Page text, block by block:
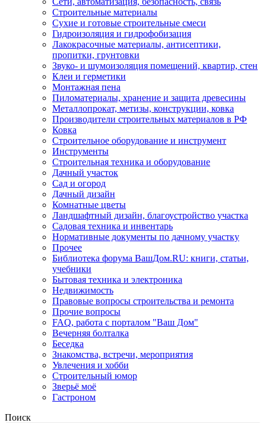
Строительные материалы
Сухие и готовые строительные смеси
Гидроизоляция и гидрофобизация
Лакокрасочные материалы, антисептики,
пропитки, грунтовки
Звуко- и шумоизоляция помещений, квартир, стен
Клеи и герметики
Монтажная пена
Пиломатериалы, хранение и защита древесины
Металлопрокат, метизы, конструкции, ковка
Производители строительных материалов в РФ
Ковка
Строительное оборудование и инструмент
Инструменты
Строительная техника и оборудование
Дачный участок
Сад и огород
Дачный дизайн
Комнатные цветы
Ландшафтный дизайн, благоустройство участка
Садовая техника и инвентарь
Нормативные документы по дачному участку
Прочее
Библиотека форума ВашДом.RU: книги, статьи,
учебники
Бытовая техника и электроника
Недвижимость
Правовые вопросы строительства и ремонта
Прочие вопросы
FAQ, работа с порталом "Ваш Дом"
Вечерняя болталка
Беседка
Знакомства, встречи, мероприятия
Увлечения и хобби
Строительный юмор
Зверьё моё
Гастроном
Поиск